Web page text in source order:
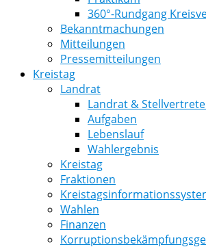
360°-Rundgang
Bekanntmachungen
Mitteilungen
Pressemitteilungen
Kreistag
Landrat
Landrat &
Aufgaben
Lebenslauf
Wahlergebnis
Kreistag
Fraktionen
Wahlen
Finanzen